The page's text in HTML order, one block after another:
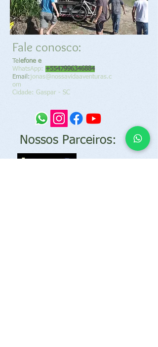
Fale conosco:
Tel efone e
WhatsApp: +5547996346884
Email:jonas@nossavidaaventuras.c
om
Cidade: Gaspar - SC​
Nossos Parceiros: